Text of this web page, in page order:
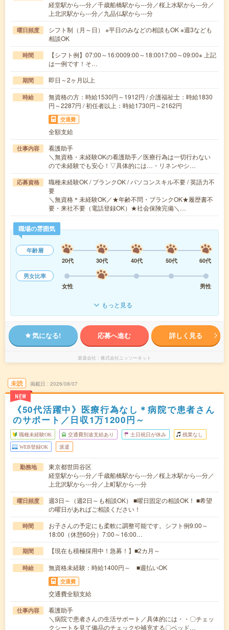
経堂駅から---分／千歳船橋駅から---分／桜上水駅から---分／
上北沢駅から---分／九品仏駅から---分
曜日頻度
シフト制（月～日） ※平日のみなどの相談もOK ※週3なども
相談OK
時間
【シフト例】07:00～16:0009:00～18:0017:00～09:00※ 上記
は一例です！そ…
期間 即日～2ヶ月以上
時給
無資格の方：時給1530円～1912円 / 介護福祉士：時給1830
円～2287円 / 初任者以上：時給1730円～2162円
交通費
全額支給
仕事内容
看護助手
＼無資格・未経験OKの看護助手／医療行為は一切行わない
ので未経験でも安心！▽具体的には…・リネンやシ…
応募資格
職種未経験OK / ブランクOK / パソコンスキル不要 / 英語力不
要
＼無資格＊未経験OK／★年齢不問・ブランクOK★履歴書不
要・来社不要（電話登録OK）★社会保険完備＼…
職場の雰囲気
年齢層
20代
30代 40代 50代
60代
男女比率
女性
男性
もっと見る
気になる! 応募へ進む 詳しく見る
派遣会社 株式会社ニッソーネット
未読
NEW
掲載日 2026/08/07
《50代活躍中》医療行為なし＊病院で患者さん
のサポート／日収1万1200円～
職種未経験OK 交通費別途支給あり 土日祝日が休み 残業なし
WEB登録OK 派遣
勤務地
東京都世田谷区
経堂駅から---分／千歳船橋駅から---分／桜上水駅から---分／
上北沢駅から---分／上町駅から---分
曜日頻度
週3日～（週2日～も相談OK） ■曜日固定の相談OK！ ■希望
の曜日があればご相談ください！
時間
お子さんの予定にも柔軟に調整可能です。シフト例9:00～
18:00（休憩60分）7:00～16:00…
期間 【現在も積極採用中！急募！】■2カ月～
時給 無資格未経験：時給1400円～ ■週払いOK
交通費
交通費全額支給
仕事内容
看護助手
＼病院で患者さんの生活サポート／具体的には・・〇チェッ
クシートを見て備品のチェックや補充する〇ベッド…